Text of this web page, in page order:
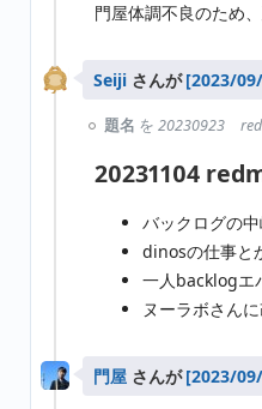
門屋体調不良のため
Seiji さんが
題名 を 20230923
20231104
バックログの
dinosの仕事と
一人backlogエ
ヌーラボさん
門屋 さんが